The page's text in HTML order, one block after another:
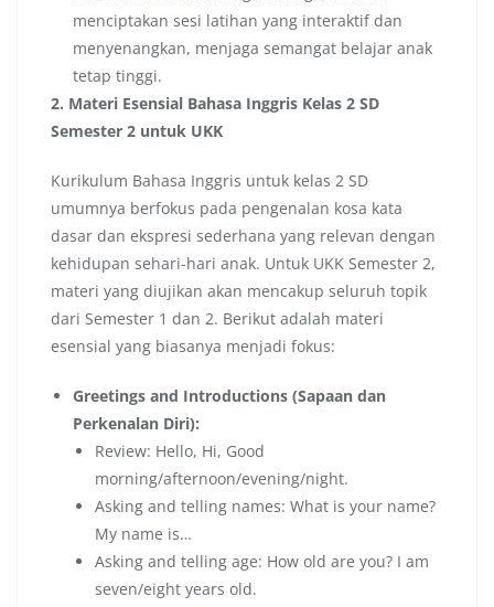
menciptakan sesi latihan yang interaktif dan
menyenangkan, menjaga semangat belajar anak
tetap tinggi.
2. Materi Esensial Bahasa Inggris Kelas 2 SD
Semester 2 untuk UKK
Kurikulum Bahasa Inggris untuk kelas 2 SD
umumnya berfokus pada pengenalan kosa kata
dasar dan ekspresi sederhana yang relevan dengan
kehidupan sehari-hari anak. Untuk UKK Semester 2,
materi yang diujikan akan mencakup seluruh topik
dari Semester 1 dan 2. Berikut adalah materi
esensial yang biasanya menjadi fokus:
Greetings and Introductions (Sapaan dan
Perkenalan Diri):
Review: Hello, Hi, Good
morning/afternoon/evening/night.
Asking and telling names: What is your name?
My name is…
Asking and telling age: How old are you? I am
seven/eight years old.